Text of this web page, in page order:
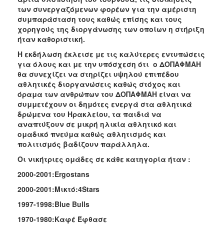
των συνεργαζόμενων φορέων για την αμέριστη
συμπαράσταση τους καθώς επίσης και τους
χορηγούς της διοργάνωσης των οποίων η στήριξη
ήταν καθοριστική.
Η εκδήλωση έκλεισε με τις καλύτερες εντυπώσεις
για όλους και με την υπόσχεση ότι o ΔΟΠΑΦΜΑΗ
θα συνεχίζει να στηρίζει υψηλού επιπέδου
αθλητικές διοργανώσεις καθώς στόχος και
όραμα των ανθρώπων του ΔΟΠΑΦΜΑΗ είναι να
συμμετέχουν οι δημότες ενεργά στα αθλητικά
δρώμενα του Ηρακλείου, τα παιδιά να
αναπτύξουν σε μικρή ηλικία αθλητικό και
ομαδικό πνεύμα καθώς αθλητισμός και
πολιτισμός βαδίζουν παράλληλα.
Οι νικήτριες ομάδες σε κάθε κατηγορία ήταν :
2000-2001:Ergostans
2000-2001:Μικτό:4Stars
1997-1998:Blue Bulls
1970-1980:Kαφέ Έφθασε